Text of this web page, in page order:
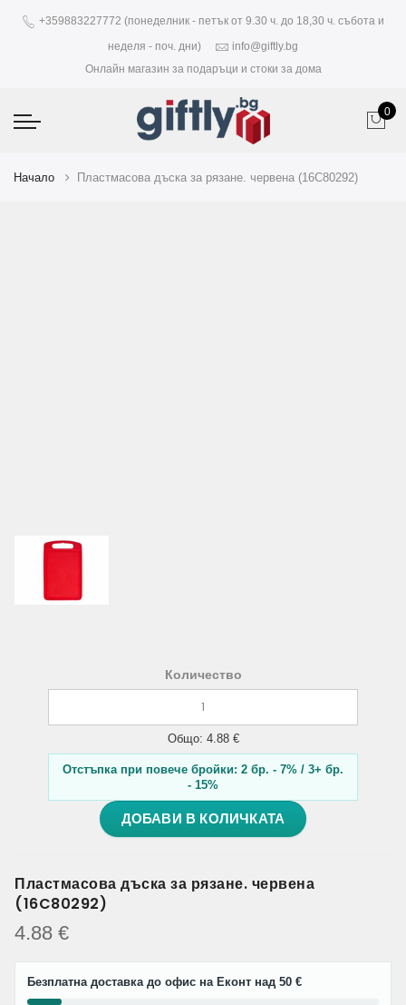
+359883227772 (понеделник - петък от 9.30 ч. до 18,30 ч. събота и
неделя - поч. дни)
info@giftly.bg
Онлайн магазин за подаръци и стоки за дома
0
Начало Пластмасова дъска за рязане. червена (16C80292)
Количество
Общо: 4.88 €
Отстъпка при повече бройки: 2 бр. - 7% / 3+ бр.
- 15%
ДОБАВИ В КОЛИЧКАТА
Пластмасова дъска за рязане. червена
(16C80292)
4.88 €
Безплатна доставка до офис на Еконт над 50 €